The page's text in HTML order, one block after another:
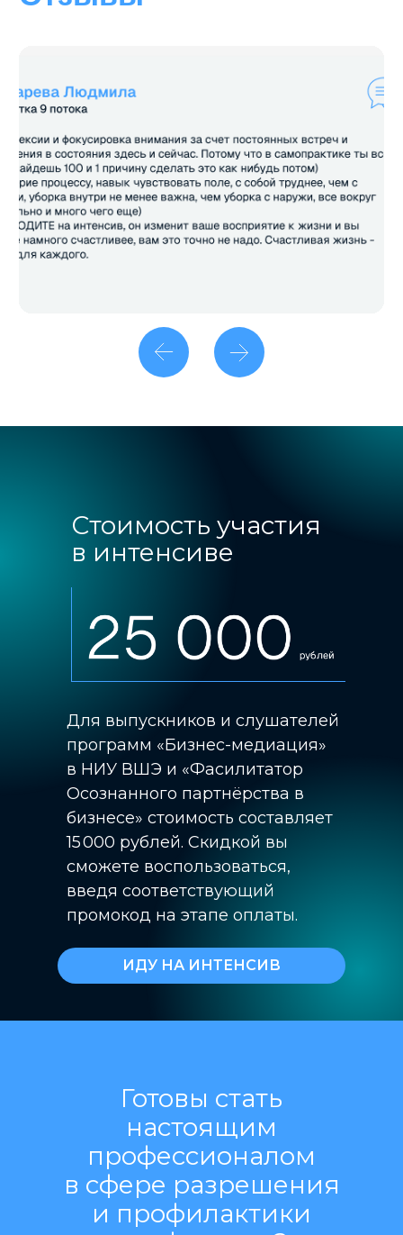
Стоимость участия
в интенсиве
Для выпускников и слушателей
программ «Бизнес-медиация»
в НИУ ВШЭ и «Фасилитатор
Осознанного партнёрства в
бизнесе» стоимость составляет
15 000 рублей. Скидкой вы
сможете воспользоваться,
введя соответствующий
промокод на этапе оплаты.
ИДУ НА ИНТЕНСИВ
Готовы стать
настоящим
профессионалом
в сфере разрешения
и профилактики